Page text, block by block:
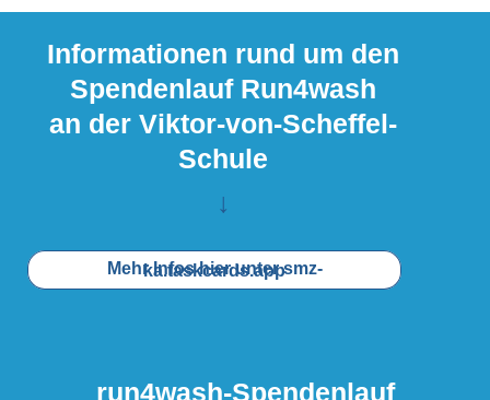
Informationen rund um den
Spendenlauf Run4wash
an der Viktor-von-Scheffel-
Schule
↓
Mehr Infos hier unter smz-ka.taskcards.app
run4wash-Spendenlauf